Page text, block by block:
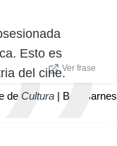
Esto es
del cine.Ver frase
de Cultura | Ben Barnes